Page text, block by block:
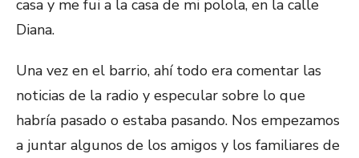
casa y me fui a la casa de mi polola, en la calle
Diana.
Una vez en el barrio, ahí todo era comentar las
noticias de la radio y especular sobre lo que
habría pasado o estaba pasando. Nos empezamos
a juntar algunos de los amigos y los familiares de